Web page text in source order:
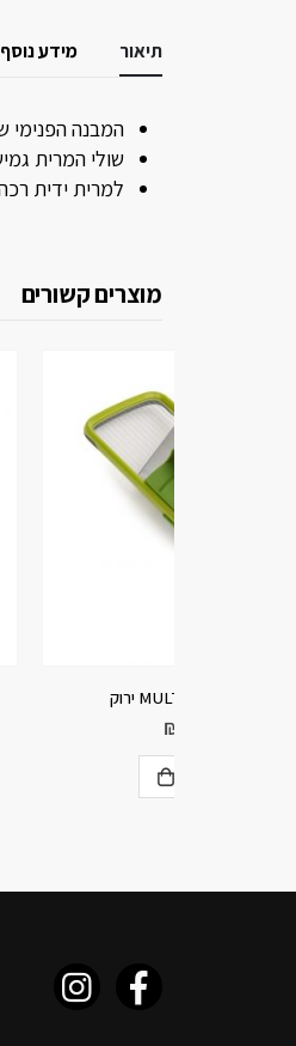
תיאור מידע נוסף
המבנה הפנימי
שולי המרית
למרית ידית
מוצרים קשורים